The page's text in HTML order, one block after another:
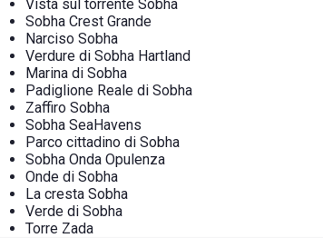
Vista sul torrente Sobha
Sobha Crest Grande
Narciso Sobha
Verdure di Sobha Hartland
Marina di Sobha
Padiglione Reale di Sobha
Zaffiro Sobha
Sobha SeaHavens
Parco cittadino di Sobha
Sobha Onda Opulenza
Onde di Sobha
La cresta Sobha
Verde di Sobha
Torre Zada